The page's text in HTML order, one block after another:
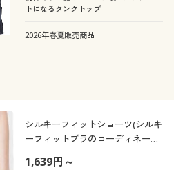
トになるタンクトップ
2026年春夏販売商品
シルキーフィットショーツ(シルキ
ーフィットブラのコーディネート
1,639円～